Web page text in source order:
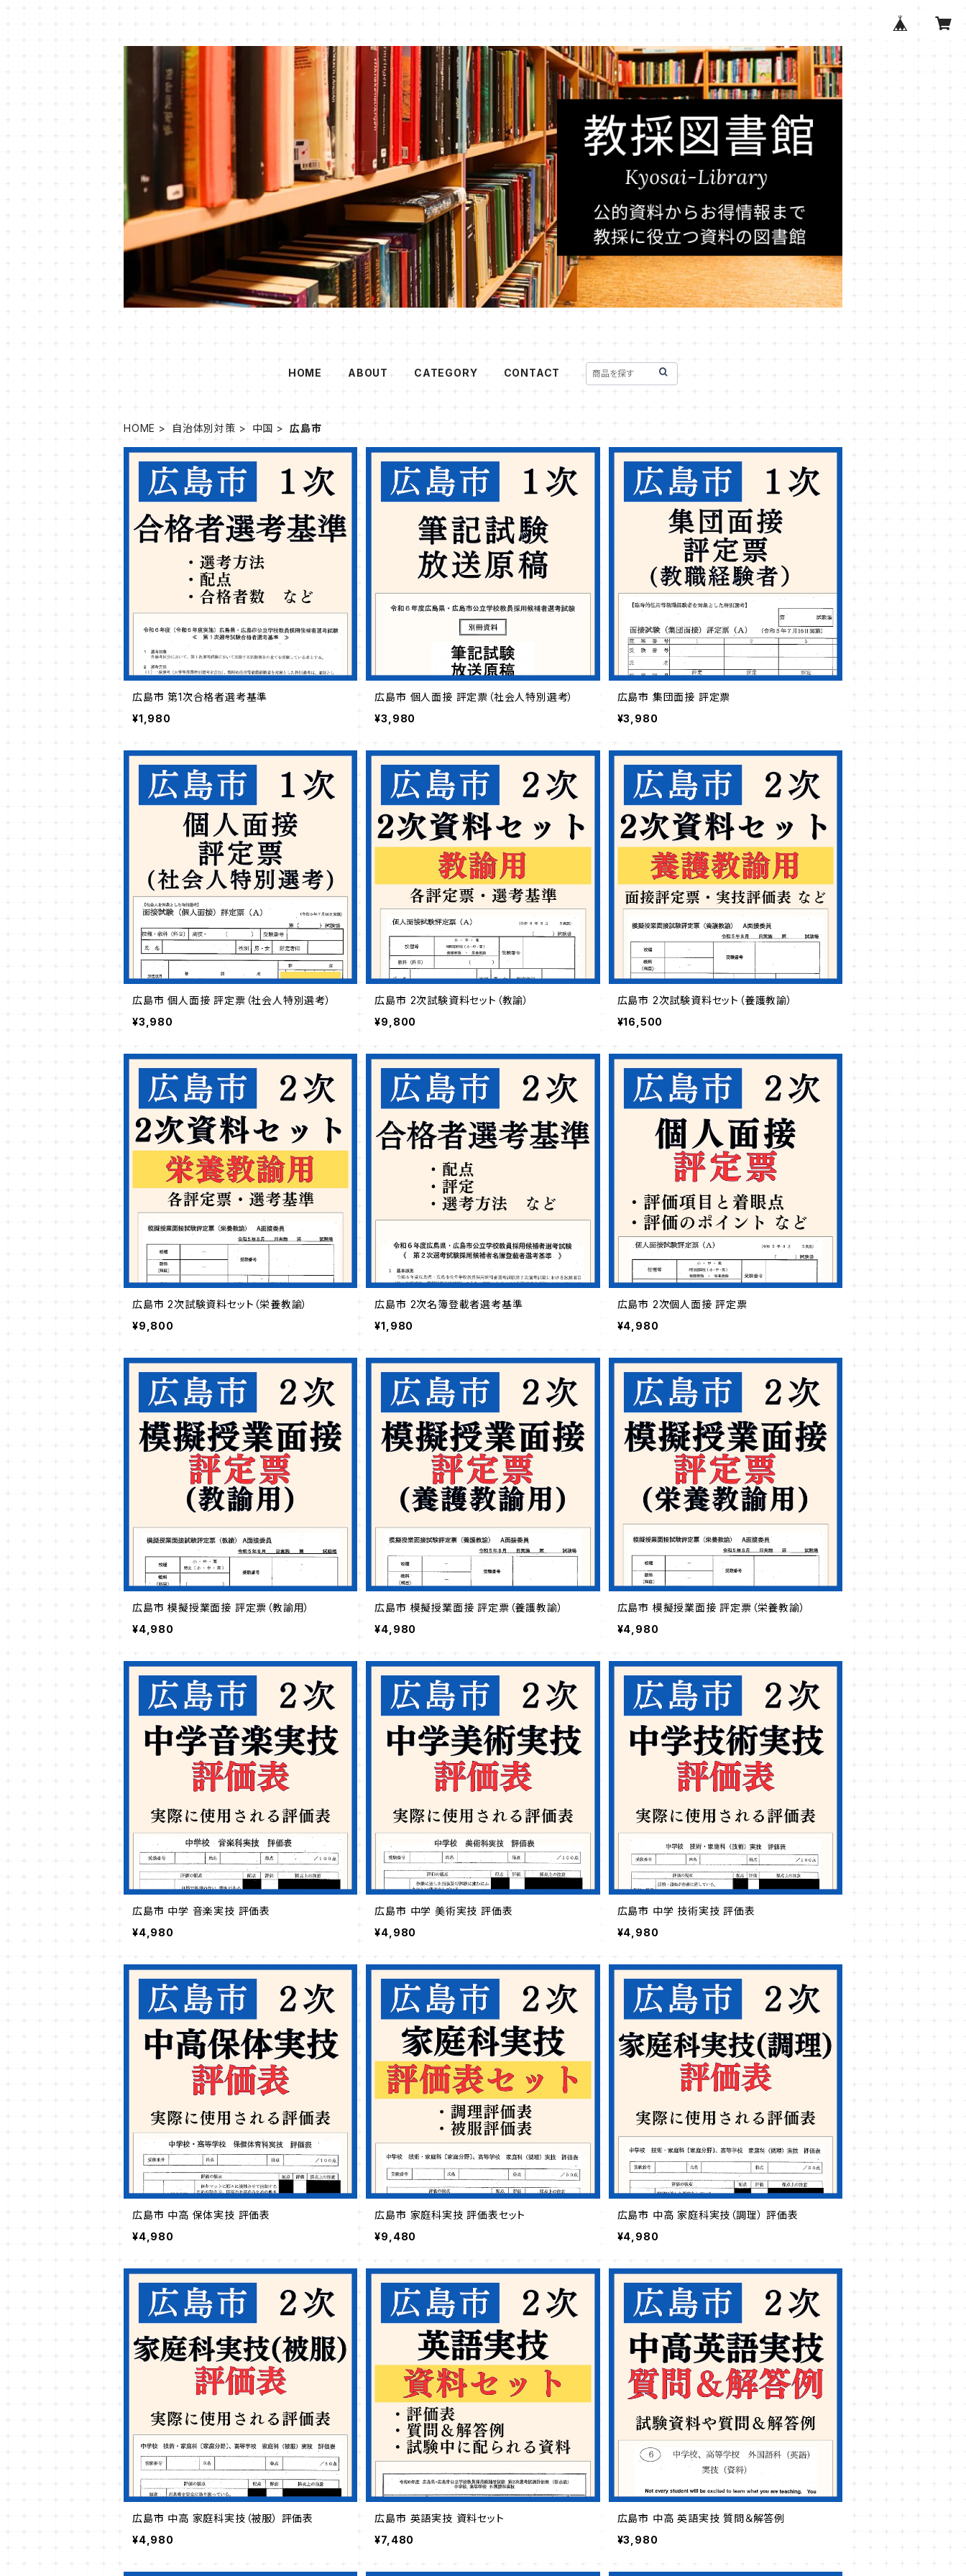
HOME ABOUT CATEGORY CONTACT
HOME 自治体別対策 中国 広島市
広島市 第1次合格者選考基準
¥1,980
広島市 個人面接 評定票（社会人特別選考）
¥3,980
広島市 集団面接 評定票
¥3,980
広島市 個人面接 評定票（社会人特別選考）
¥3,980
広島市 2次試験資料セット（教諭）
¥9,800
広島市 2次試験資料セット（養護教諭）
¥16,500
広島市 2次試験資料セット（栄養教諭）
¥9,800
広島市 2次名簿登載者選考基準
¥1,980
広島市 2次個人面接 評定票
¥4,980
広島市 模擬授業面接 評定票（教諭用）
¥4,980
広島市 模擬授業面接 評定票（養護教諭）
¥4,980
広島市 模擬授業面接 評定票（栄養教諭）
¥4,980
広島市 中学 音楽実技 評価表
¥4,980
広島市 中学 美術実技 評価表
¥4,980
広島市 中学 技術実技 評価表
¥4,980
広島市 中高 保体実技 評価表
¥4,980
広島市 家庭科実技 評価表セット
¥9,480
広島市 中高 家庭科実技（調理） 評価表
¥4,980
広島市 中高 家庭科実技（被服） 評価表
¥4,980
広島市 英語実技 資料セット
¥7,480
広島市 中高 英語実技 質問＆解答例
¥3,980